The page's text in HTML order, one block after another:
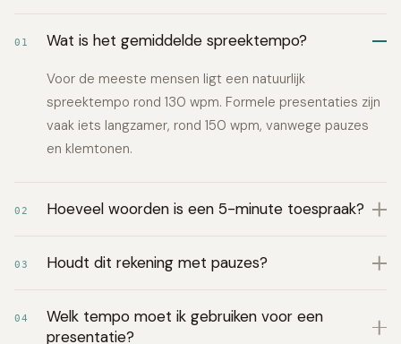
01 Wat is het gemiddelde spreektempo?
Voor de meeste mensen ligt een natuurlijk
spreektempo rond 130 wpm. Formele presentaties zijn
vaak iets langzamer, rond 150 wpm, vanwege pauzes
en klemtonen.
02 Hoeveel woorden is een 5-minute toespraak?
03 Houdt dit rekening met pauzes?
04
Welk tempo moet ik gebruiken voor een
presentatie?